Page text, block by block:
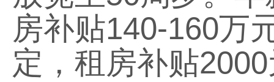
房补贴140-160万
定，租房补贴2000